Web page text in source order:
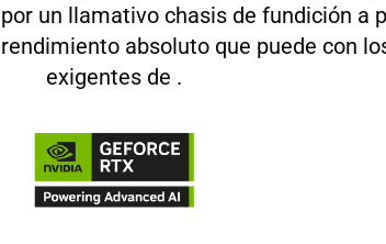
un llamativo chasis de fundición a
absoluto que puede con
exigentes de .